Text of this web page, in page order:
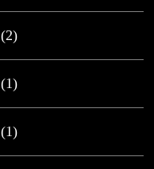
(2)
(1)
(1)